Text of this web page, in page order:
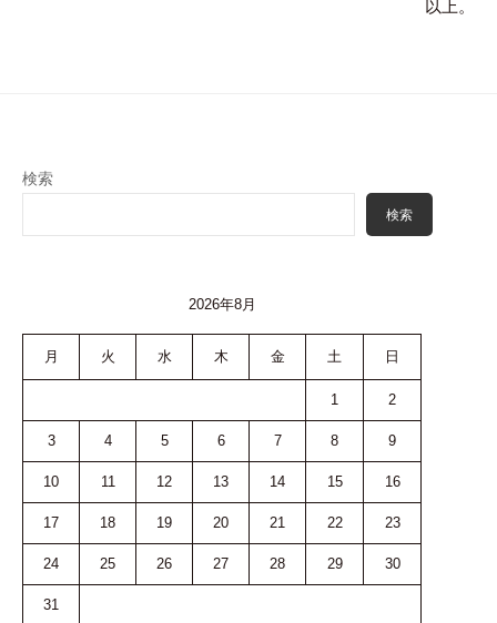
以上。
検索
検索
2026年8月
月 火 水 木 金 土 日
1 2
3 4 5 6 7 8 9
10 11 12 13 14 15 16
17 18 19 20 21 22 23
24 25 26 27 28 29 30
31